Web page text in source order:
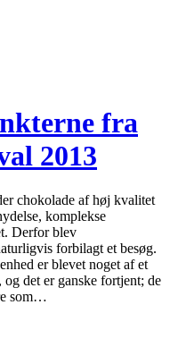
fra
2013
chokolade af høj kvalitet
komplekse
Derfor blev
forbilagt et besøg.
er blevet noget af et
det er ganske fortjent; de
som…